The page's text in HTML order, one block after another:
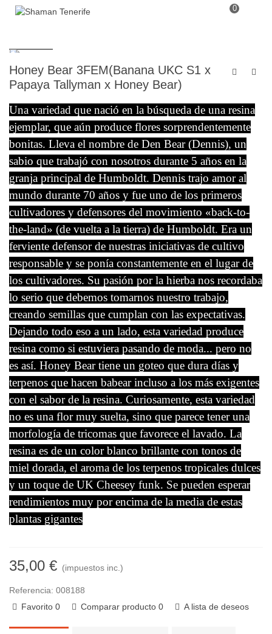
0
Honey Bear 3FEM(Banana UKC S1 x
Papaya Tallyman x Honey Bear)
Una variedad que nació en la búsqueda de una resina
ejemplar, que aún produce flores sorprendentemente
bonitas. Lleva el nombre de Den Bear (Dennis), un
sabio que trabajó con nosotros durante 5 años en la
granja principal de Humboldt. Dennis trajo amor al
mundo durante 70 años y fue uno de los primeros
cultivadores y defensores del movimiento «back-to-
the-land» (de vuelta a la tierra) de Humboldt. Era un
ferviente defensor de nuestras iniciativas de cultivo
responsable y se ponía constantemente en el lugar de
los cultivadores. Su pasión por la hierba nos recordaba
lo serio que debemos tomarnos nuestro trabajo,
creando semillas que cumplan con las expectativas.
Dejando todo eso a un lado, esta variedad produce
resina como si estuviera pasando de moda... pero no
es así. Honey Bear tiene un goteo que dura días y
terpenos que hacen babear incluso a los más exigentes
con el sabor de la resina. Curiosamente, esta variedad
no es una flor muy suelta, sino que parece tener una
morfología de tricomas que favorece el lavado. La
resina es de un color blanco brillante con tonos de
miel dorada, el aroma de los terpenos tropicales dulces
y un toque de UK Cheesey funk. Se pueden esperar
rendimientos muy por encima de la media de estas
plantas gigantes
35,00 € (impuestos inc.)
Referencia: 008188
Favorito 0 Comparar producto 0 A lista de deseos